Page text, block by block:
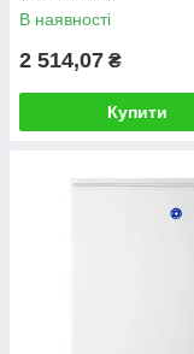
В наявності
2 514,07 ₴
Купити